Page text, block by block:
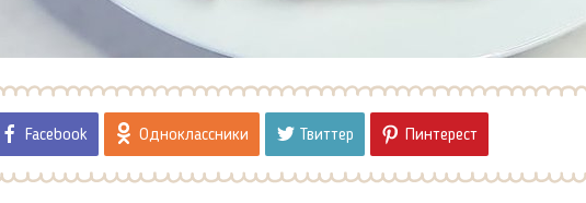
Facebook Одноклассники Твиттер Пинтерест